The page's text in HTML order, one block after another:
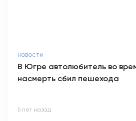
НОВОСТИ
В Югре автолюбитель во
насмерть сбил пешехода
5 лет назад